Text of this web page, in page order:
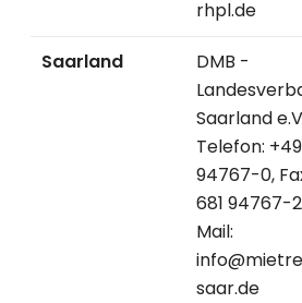
rhpl.de
Saarland
DMB -
Saarland
Telefon:
94767-0,
681 94767-
Mail:
saar.de